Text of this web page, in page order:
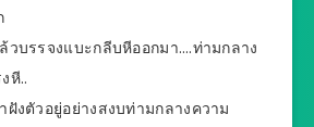
วบรรจงแบะกลีบหีออกมา….ท่ามกลาง
หี..
ฝังตัวอยู่อย่างสงบท่ามกลางความ